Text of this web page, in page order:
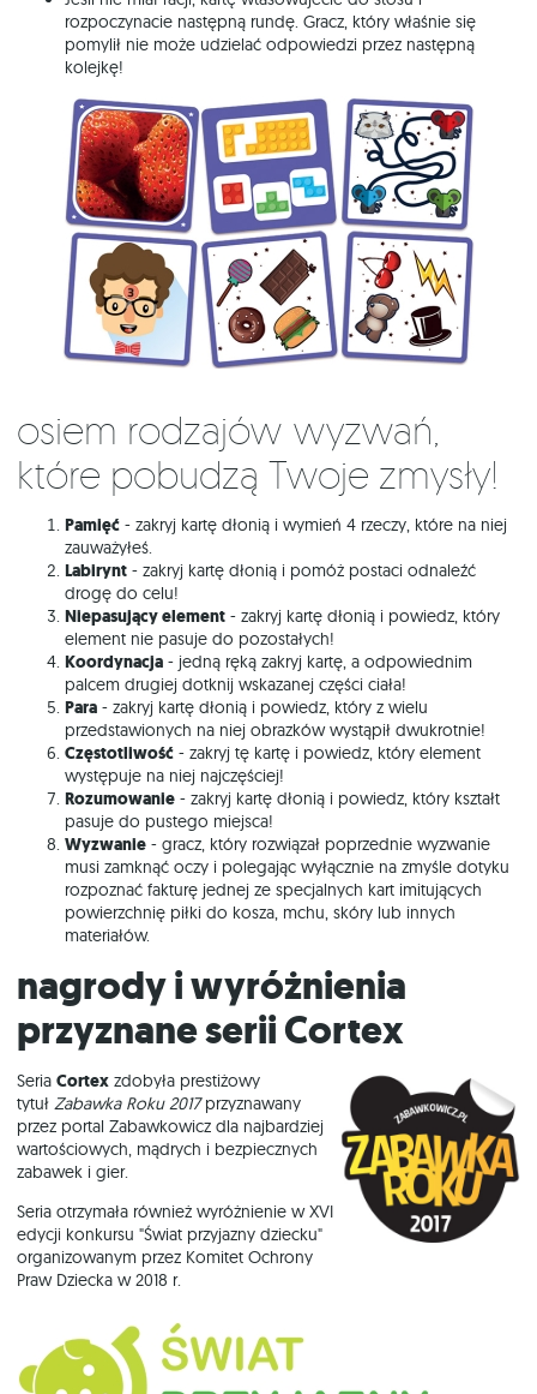
rozpoczynacie następną rundę. Gracz, który właśnie się
pomylił nie może udzielać odpowiedzi przez następną
kolejkę!
Osiem rodzajów wyzwań,
które pobudzą Twoje zmysły!
Pamięć - zakryj kartę dłonią i wymień 4 rzeczy, które na niej
zauważyłeś.
Labirynt - zakryj kartę dłonią i pomóż postaci odnaleźć
drogę do celu!
Niepasujący element - zakryj kartę dłonią i powiedz, który
element nie pasuje do pozostałych!
Koordynacja - jedną ręką zakryj kartę, a odpowiednim
palcem drugiej dotknij wskazanej części ciała!
Para - zakryj kartę dłonią i powiedz, który z wielu
przedstawionych na niej obrazków wystąpił dwukrotnie!
Częstotliwość - zakryj tę kartę i powiedz, który element
występuje na niej najczęściej!
Rozumowanie - zakryj kartę dłonią i powiedz, który kształt
pasuje do pustego miejsca!
Wyzwanie - gracz, który rozwiązał poprzednie wyzwanie
musi zamknąć oczy i polegając wyłącznie na zmyśle dotyku
rozpoznać fakturę jednej ze specjalnych kart imitujących
powierzchnię piłki do kosza, mchu, skóry lub innych
materiałów.
Nagrody i wyróżnienia
przyznane serii Cortex
Seria Cortex zdobyła prestiżowy
tytuł Zabawka Roku 2017przyznawany
przez portal Zabawkowicz dla najbardziej
wartościowych, mądrych i bezpiecznych
zabawek i gier.
Seria otrzymała również wyróżnienie w XVI
edycji konkursu "Świat przyjazny dziecku"
organizowanym przez Komitet Ochrony
Praw Dziecka w 2018 r.